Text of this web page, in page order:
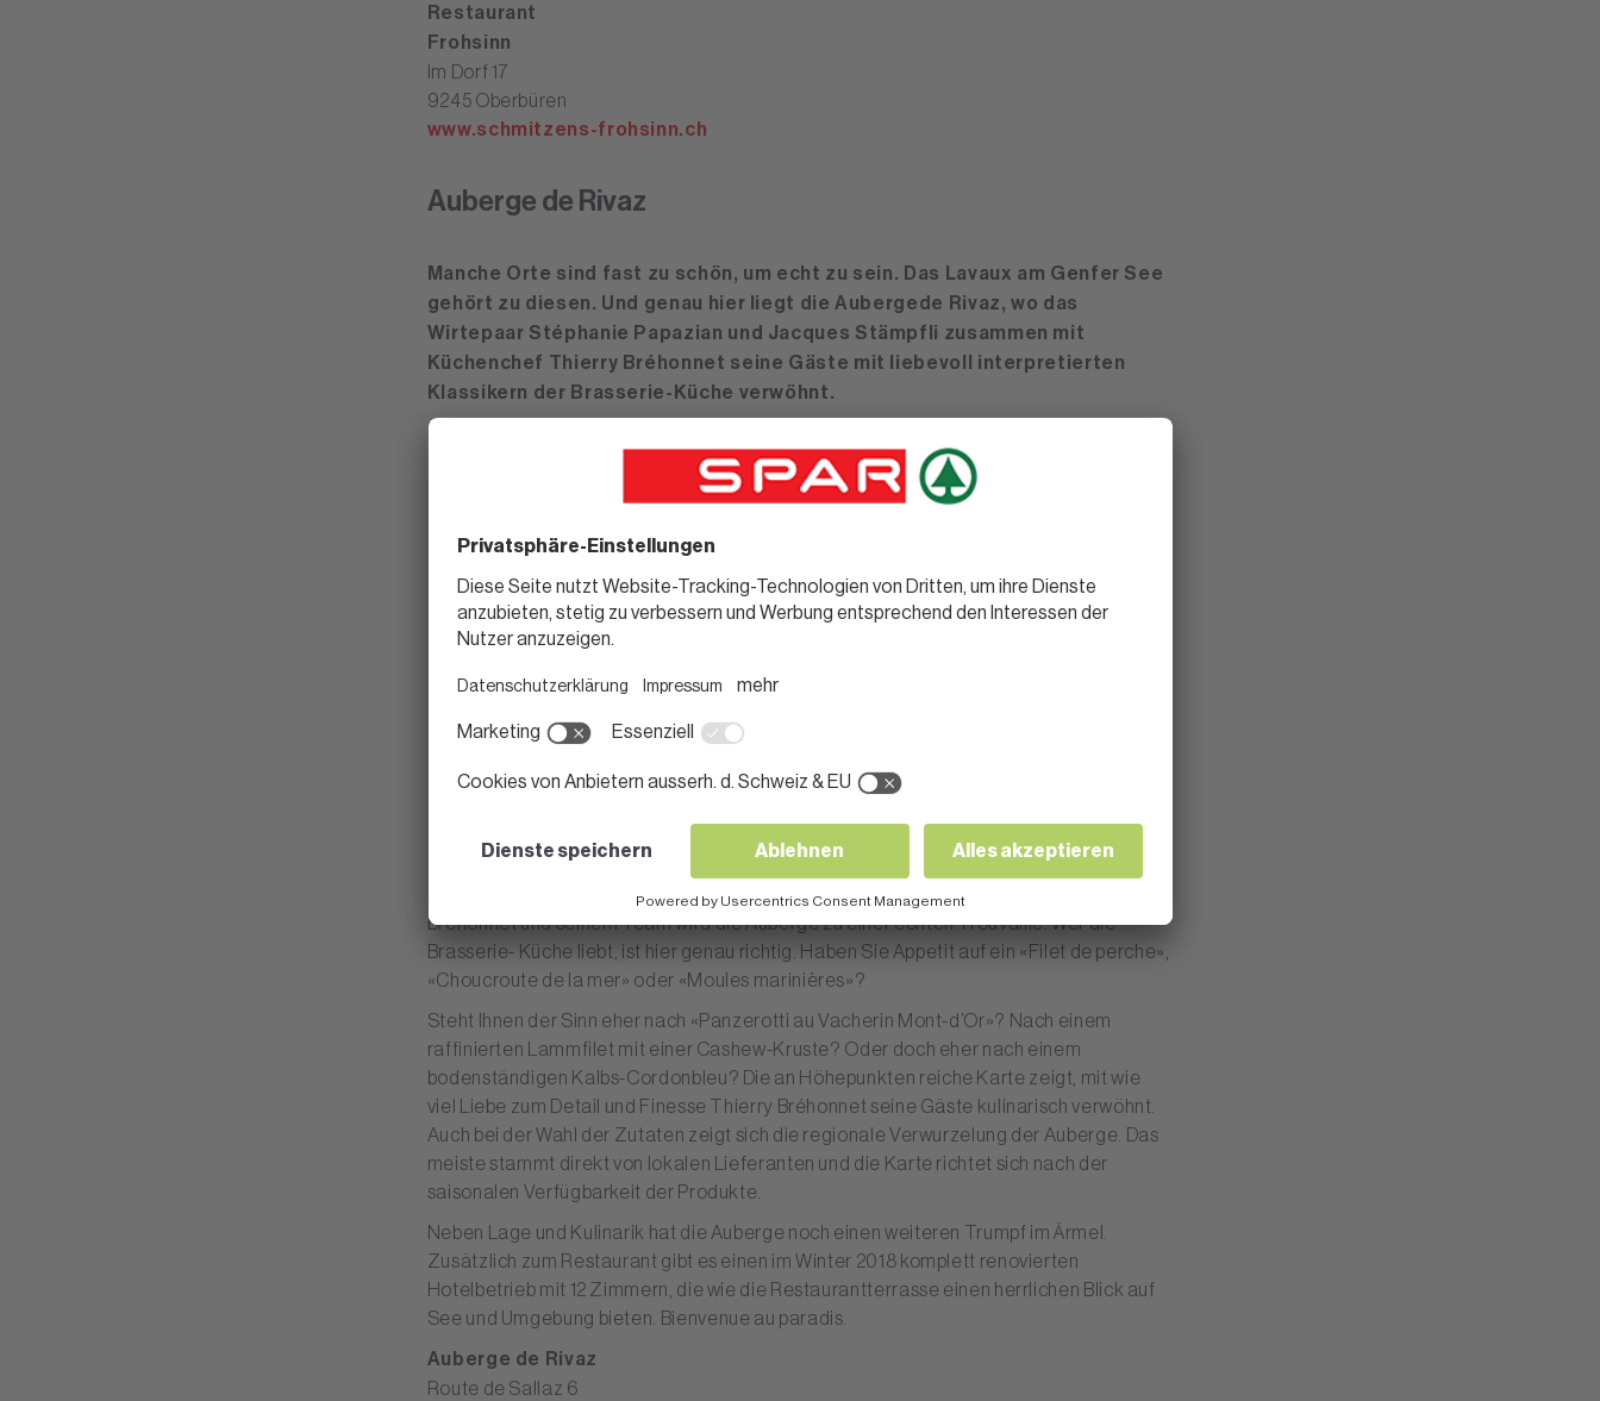
Restaurant
Frohsinn
Im Dorf 17
9245 Oberbüren
www.schmitzens-frohsinn.ch
Auberge de Rivaz
Manche Orte sind fast zu schön, um echt zu sein. Das Lavaux am Genfer See
gehört zu diesen. Und genau hier liegt die Aubergede Rivaz, wo das
Wirtepaar Stéphanie Papazian und Jacques Stämpfli zusammen mit
Küchenchef Thierry Bréhonnet seine Gäste mit liebevoll interpretierten
Klassikern der Brasserie-Küche verwöhnt.
herrlichen Blick auf den Genfersee. Die Lage allein macht die Auberge de Rivaz zu
einem lohnenden Ausflugsziel. Aber durch die Kochkünste von Küchenchef Thierry
Bréhonnet und seinem Team wird die Auberge zu einer echten Trouvaille. Wer die
Brasserie- Küche liebt, ist hier genau richtig. Haben Sie Appetit auf ein «Filet de perche»,
«Choucroute de la mer» oder «Moules marinières»?
Steht Ihnen der Sinn eher nach «Panzerotti au Vacherin Mont-d’Or»? Nach einem
raffinierten Lammfilet mit einer Cashew-Kruste? Oder doch eher nach einem
bodenständigen Kalbs-Cordonbleu? Die an Höhepunkten reiche Karte zeigt, mit wie
viel Liebe zum Detail und Finesse Thierry Bréhonnet seine Gäste kulinarisch verwöhnt.
Auch bei der Wahl der Zutaten zeigt sich die regionale Verwurzelung der Auberge. Das
meiste stammt direkt von lokalen Lieferanten und die Karte richtet sich nach der
saisonalen Verfügbarkeit der Produkte.
Neben Lage und Kulinarik hat die Auberge noch einen weiteren Trumpf im Ärmel.
Zusätzlich zum Restaurant gibt es einen im Winter 2018 komplett renovierten
Hotelbetrieb mit 12 Zimmern, die wie die Restaurantterrasse einen herrlichen Blick auf
See und Umgebung bieten. Bienvenue au paradis.
Auberge de Rivaz
Route de Sallaz 6